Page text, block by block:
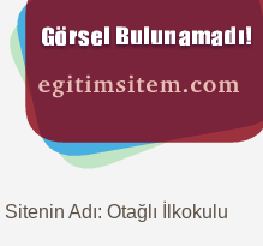
Sitenin Adı: Otağlı İlkokulu